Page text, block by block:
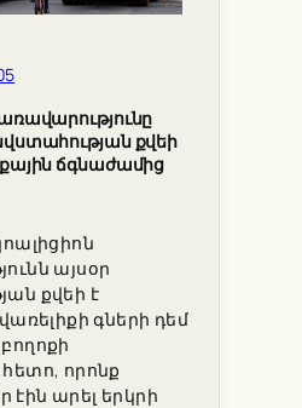
քվեի
ճգնաժամից
այսօր
քվեի է
գների դեմ
որոնք
արել երկրի